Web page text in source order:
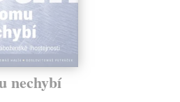
nechybí